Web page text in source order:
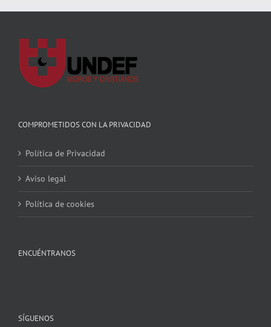
COMPROMETIDOS CON LA PRIVACIDAD
Política de Privacidad
Aviso legal
Política de cookies
ENCUÉNTRANOS
SÍGUENOS